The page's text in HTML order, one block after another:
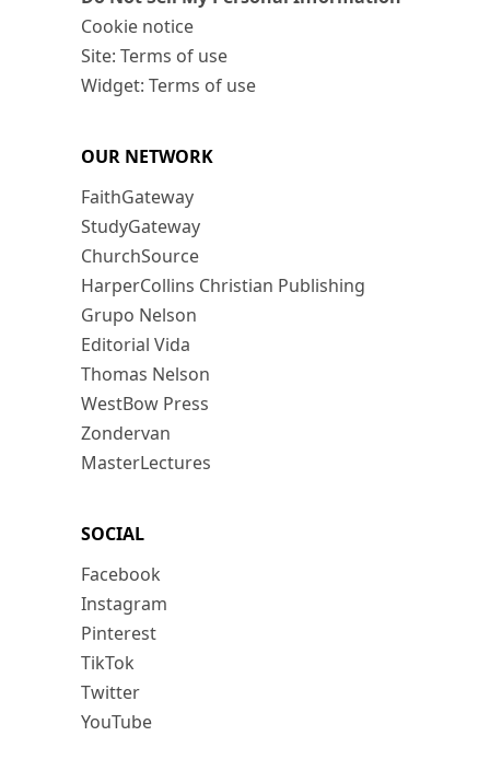
Cookie notice
Site: Terms of use
Widget: Terms of use
OUR NETWORK
FaithGateway
StudyGateway
ChurchSource
HarperCollins Christian Publishing
Grupo Nelson
Editorial Vida
Thomas Nelson
WestBow Press
Zondervan
MasterLectures
SOCIAL
Facebook
Instagram
Pinterest
TikTok
Twitter
YouTube